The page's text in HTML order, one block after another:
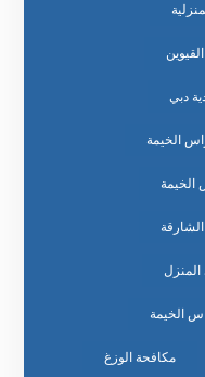
دبي
الخيمة
الخيمة
مكافحة الوزغ